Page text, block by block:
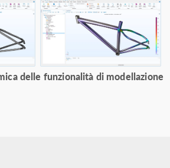
delle funzionalità di modellazione